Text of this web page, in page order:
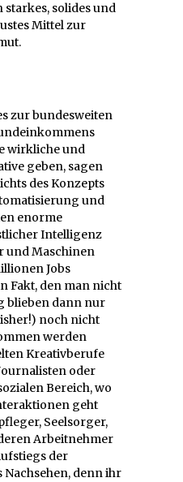
solides und
Mittel zur
zur bundesweiten
wirkliche und
geben, sagen
des Konzepts
und
enorme
Intelligenz
und Maschinen
Jobs
Fakt, den man nicht
blieben dann nur
noch nicht
werden
Kreativberufe
oder
Bereich, wo
geht
Seelsorger,
Arbeitnehmer
der
Nachsehen, denn ihr